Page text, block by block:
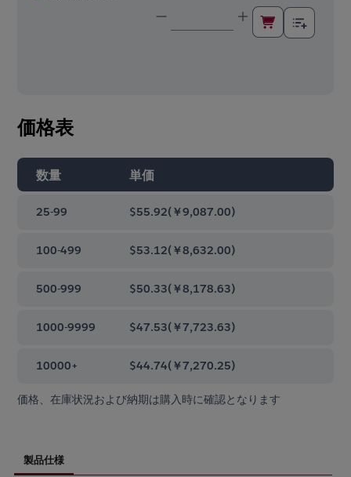
価格表
数量 単価
25-99 $55.92(￥9,087.00)
100-499 $53.12(￥8,632.00)
500-999 $50.33(￥8,178.63)
1000-9999 $47.53(￥7,723.63)
10000+ $44.74(￥7,270.25)
価格、在庫状況および納期は購入時に確認となります
製品仕様